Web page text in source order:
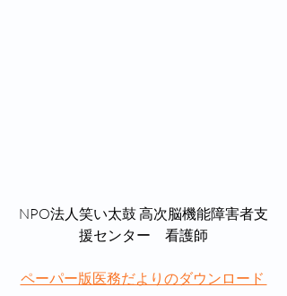
NPO法人笑い太鼓 高次脳機能障害者支
援センター　看護師
ペーパー版医務だよりのダウンロード